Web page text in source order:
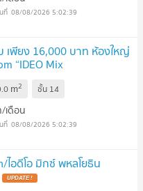
08/08/2026 5:02:39
เพียง 16,000 บาท ห้องใหญ่
“IDEO Mix
0 เมตร
m2 ชั้น 14
เดือน
08/08/2026 5:02:39
ไอดีโอ มิกซ์ พหลโยธิน
UPDATE !